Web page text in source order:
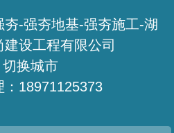
夯-强夯地基-强夯施工-湖
建设工程有限公司
切换城市
：18971125373